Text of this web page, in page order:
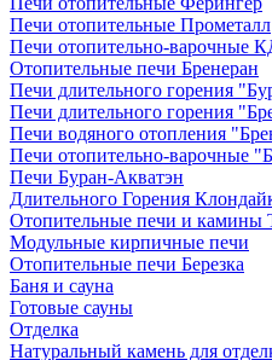
Печи отопительные Прометалл
Печи отопительно-варочные
Отопительные печи Бренеран
Печи длительного горения
Печи длительного горения
Печи водяного отопления
Печи отопительно-варочные
Печи Буран-Акватэн
Длительного Горения
Отопительные печи и камины
Модульные кирпичные печи
Отопительные печи Березка
Баня и сауна
Готовые сауны
Отделка
Натуральный камень для